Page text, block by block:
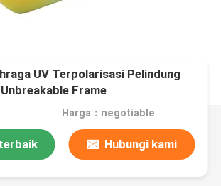
UV Terpolarisasi Pelindung
Frame
Harga：negotiable
Hubungi kami